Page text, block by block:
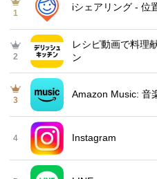
1
iシェアリング - 位
2
レシピ動画で料理
ン
3
Amazon Music: 音
4 Instagram